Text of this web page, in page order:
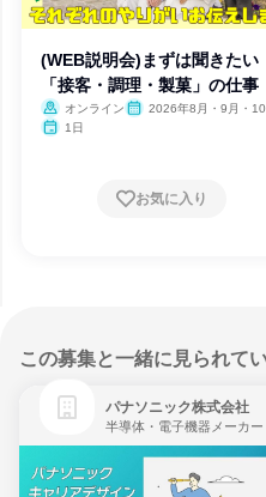
(WEB説明会)まずは聞きたい
「接客・調理・製菓」の仕事
オンライン
2026年8月・9月・10
1日
お気に入り
この募集と一緒に見られて
パナソニック株式会社
半導体・電子機器メーカー